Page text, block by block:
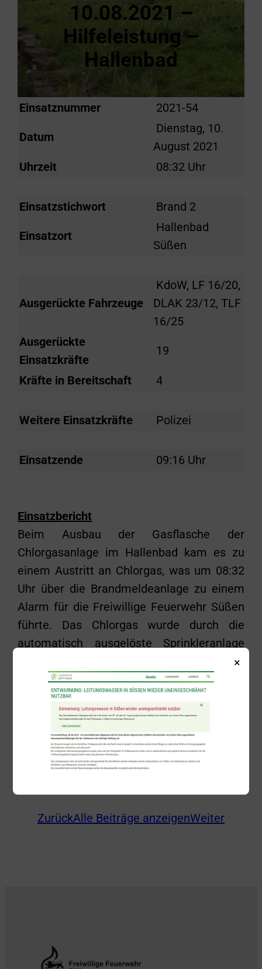
10.08.2021 –
Hilfeleistung –
Hallenbad
Einsatznummer 2021-54
Datum
Dienstag, 10.
August 2021
Uhrzeit
08:32 Uhr
Einsatzstichwort Brand 2
Einsatzort
Hallenbad
Süßen
Ausgerückte Fahrzeuge
KdoW, LF 16/20,
DLAK 23/12, TLF
16/25
Ausgerückte
Einsatzkräfte
19
Kräfte in Bereitschaft 4
Weitere Einsatzkräfte Polizei
Einsatzende 09:16 Uhr
Einsatzbericht
Beim Ausbau der Gasflasche der
Chlorgasanlage im Hallenbad kam es zu
einem Austritt an Chlorgas, was um 08:32
Uhr über die Brandmeldeanlage zu einem
Alarm für die Freiwillige Feuerwehr Süßen
führte. Das Chlorgas wurde durch die
automatisch ausgelöste Sprinkleranlage
aus dem Raum gespült. Die Einsatzkräfte
kontrollierten die Verschlüsse der Anlage
und setzten die Brandmeldeanlage
zurück. Aufgrund der geringen Menge an
ausgetretenem Chlor und den
funktionierenden Sicherheitssystemen
bestand zu keinem Zeitpunkt eine Gefahr
ZurückAlle Beiträge anzeigenWeiter
×